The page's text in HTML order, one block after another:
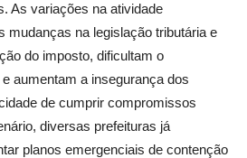
As variações na atividade
mudanças na legislação tributária e
do imposto, dificultam o
aumentam a insegurança dos
de cumprir compromissos
diversas prefeituras já
planos emergenciais de contenção